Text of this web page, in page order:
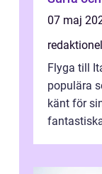
07 maj
redaktionel
Flyga till
populära
känt för